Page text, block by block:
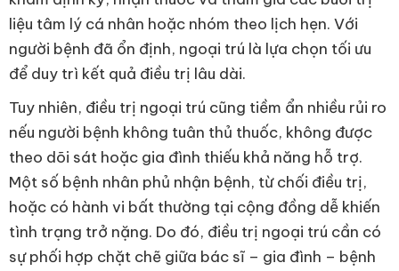
liệu tâm lý cá nhân hoặc nhóm theo lịch hẹn. Với
người bệnh đã ổn định, ngoại trú là lựa chọn tối ưu
để duy trì kết quả điều trị lâu dài.
Tuy nhiên, điều trị ngoại trú cũng tiềm ẩn nhiều rủi ro
nếu người bệnh không tuân thủ thuốc, không được
theo dõi sát hoặc gia đình thiếu khả năng hỗ trợ.
Một số bệnh nhân phủ nhận bệnh, từ chối điều trị,
hoặc có hành vi bất thường tại cộng đồng dễ khiến
tình trạng trở nặng. Do đó, điều trị ngoại trú cần có
sự phối hợp chặt chẽ giữa bác sĩ – gia đình – bệnh